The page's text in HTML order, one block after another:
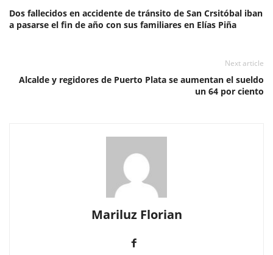
Dos fallecidos en accidente de tránsito de San Crsitóbal iban
a pasarse el fin de año con sus familiares en Elías Piña
Next article
Alcalde y regidores de Puerto Plata se aumentan el sueldo
un 64 por ciento
Mariluz Florian